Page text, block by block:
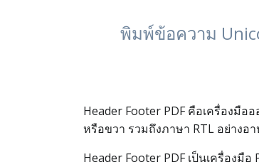
พิมพ์ข้อความ
Header Footer PDF คือเครื่องมื
หรือขวา รวมถึงภาษา RTL อย่างอ
Header Footer PDF เป็นเครื่อง